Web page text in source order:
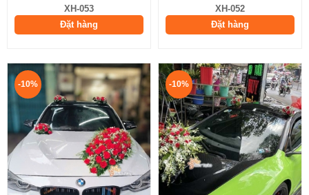
XH-053
Đặt hàng
XH-052
Đặt hàng
-10% -10%